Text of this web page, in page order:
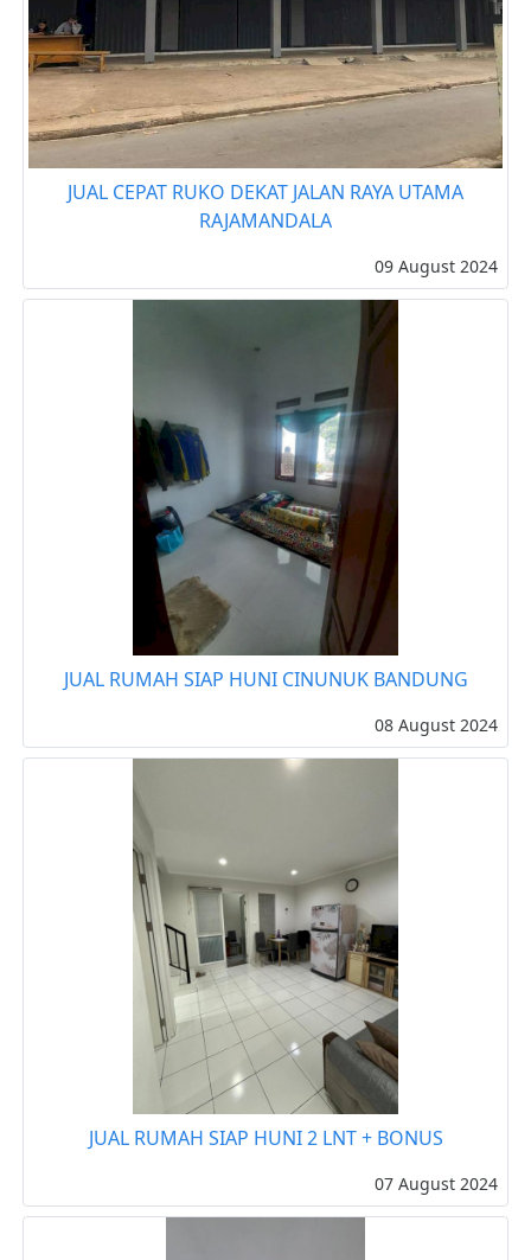
JUAL CEPAT RUKO DEKAT JALAN RAYA UTAMA
RAJAMANDALA
09 August 2024
JUAL RUMAH SIAP HUNI CINUNUK BANDUNG
08 August 2024
JUAL RUMAH SIAP HUNI 2 LNT + BONUS
07 August 2024